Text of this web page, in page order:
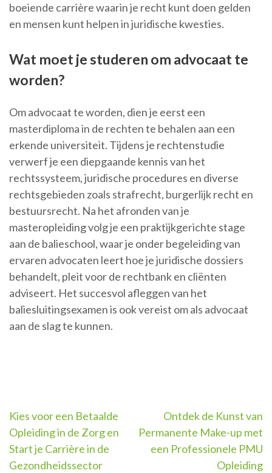
boeiende carrière waarin je recht kunt doen gelden
en mensen kunt helpen in juridische kwesties.
Wat moet je studeren om advocaat te
worden?
Om advocaat te worden, dien je eerst een
masterdiploma in de rechten te behalen aan een
erkende universiteit. Tijdens je rechtenstudie
verwerf je een diepgaande kennis van het
rechtssysteem, juridische procedures en diverse
rechtsgebieden zoals strafrecht, burgerlijk recht en
bestuursrecht. Na het afronden van je
masteropleiding volg je een praktijkgerichte stage
aan de balieschool, waar je onder begeleiding van
ervaren advocaten leert hoe je juridische dossiers
behandelt, pleit voor de rechtbank en cliënten
adviseert. Het succesvol afleggen van het
baliesluitingsexamen is ook vereist om als advocaat
aan de slag te kunnen.
Berichtnavigatie
Kies voor een Betaalde
Opleiding in de Zorg en
Start je Carrière in de
Gezondheidssector
Ontdek de Kunst van
Permanente Make-up met
een Professionele PMU
Opleiding